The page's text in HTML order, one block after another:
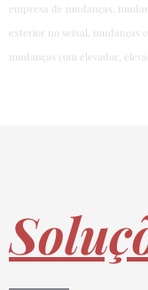
empresa de mudanças,
exterior no seixal, mudanças
mudanças com elevador,